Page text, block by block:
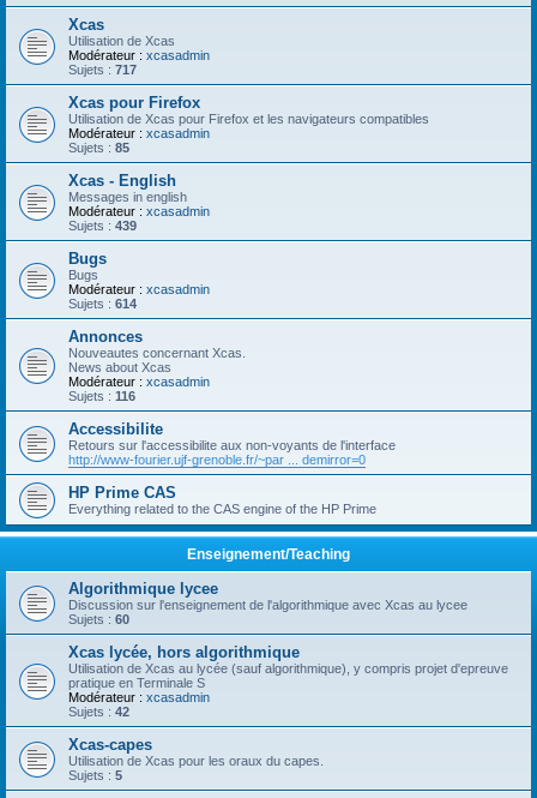
Xcas
Utilisation de Xcas
Modérateur : xcasadmin
Sujets : 717
Xcas pour Firefox
Utilisation de Xcas pour Firefox et les navigateurs compatibles
Modérateur : xcasadmin
Sujets : 85
Xcas - English
Messages in english
Modérateur : xcasadmin
Sujets : 439
Bugs
Bugs
Modérateur : xcasadmin
Sujets : 614
Annonces
Nouveautes concernant Xcas.
News about Xcas
Modérateur : xcasadmin
Sujets : 116
Accessibilite
Retours sur l'accessibilite aux non-voyants de l'interface
http://www-fourier.ujf-grenoble.fr/~par ... demirror=0
HP Prime CAS
Everything related to the CAS engine of the HP Prime
Enseignement/Teaching
Algorithmique lycee
Discussion sur l'enseignement de l'algorithmique avec Xcas au lycee
Sujets : 60
Xcas lycée, hors algorithmique
Utilisation de Xcas au lycée (sauf algorithmique), y compris projet d'epreuve
pratique en Terminale S
Modérateur : xcasadmin
Sujets : 42
Xcas-capes
Utilisation de Xcas pour les oraux du capes.
Sujets : 5